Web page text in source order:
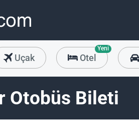
Uçak Otel
Yeni
Otobüs Bileti